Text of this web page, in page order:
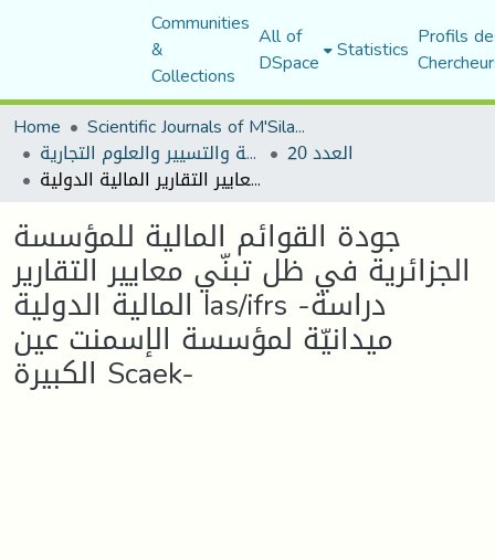
Communities
&
Collections
All of
DSpace Statistics Profils
Home
Scientific Journals of M'Sila University
مجلة العلوم الاقتصادية والتسيير والعلوم التجارية العدد 20
جودة القوائم المالية للمؤسسة الجزائرية في ظل تبنّي معايير التقارير المالية الدولية Ias/ifrs -دراسة ميدانيّة لمؤسسة الإسمنت عين الكبيرة Scaek-
جودة القوائم المالية للمؤسسة
الجزائرية في ظل تبنّي معايير التقارير
المالية الدولية Ias/ifrs -دراسة
ميدانيّة لمؤسسة الإسمنت عين
الكبيرة Scaek-